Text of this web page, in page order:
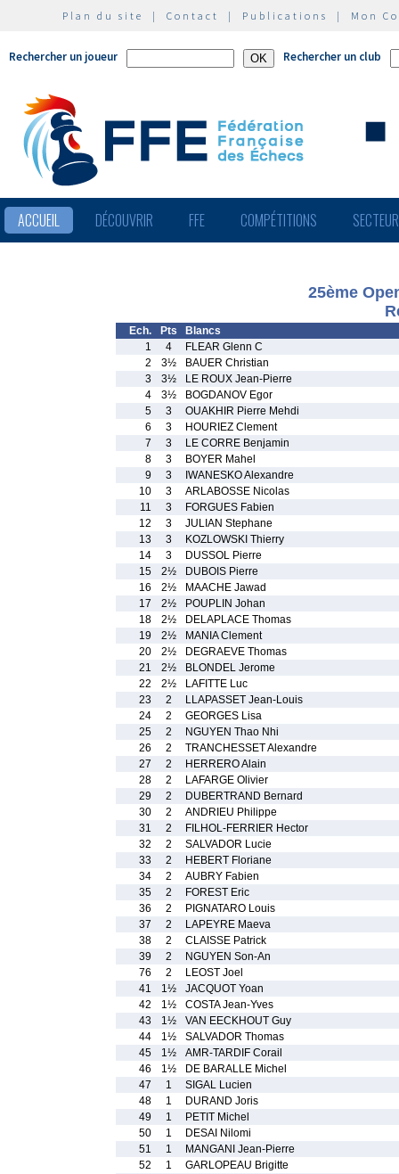
Plan du site | Contact | Publications | Mon
Rechercher un joueur Rechercher un club
ACCUEIL DÉCOUVRIR FFE COMPÉTITIONS
25ème
Ech. Pts
Blancs
1
4
FLEAR Glenn C
2
3½
BAUER Christian
3
3½
LE ROUX Jean-Pierre
4
3½
BOGDANOV Egor
5
3
OUAKHIR Pierre Mehdi
6
3
HOURIEZ Clement
7
3
LE CORRE Benjamin
8
3
BOYER Mahel
9
3
IWANESKO Alexandre
10
3
ARLABOSSE Nicolas
11
3
FORGUES Fabien
12
3
JULIAN Stephane
13
3
KOZLOWSKI Thierry
14
3
DUSSOL Pierre
15
2½
DUBOIS Pierre
16
2½
MAACHE Jawad
17
2½
POUPLIN Johan
18
2½
DELAPLACE Thomas
19
2½
MANIA Clement
20
2½
DEGRAEVE Thomas
21
2½
BLONDEL Jerome
22
2½
LAFITTE Luc
23
2
LLAPASSET Jean-Louis
24
2
GEORGES Lisa
25
2
NGUYEN Thao Nhi
26
2
TRANCHESSET Alexandre
27
2
HERRERO Alain
28
2
LAFARGE Olivier
29
2
DUBERTRAND Bernard
30
2
ANDRIEU Philippe
31
2
FILHOL-FERRIER Hector
32
2
SALVADOR Lucie
33
2
HEBERT Floriane
34
2
AUBRY Fabien
35
2
FOREST Eric
36
2
PIGNATARO Louis
37
2
LAPEYRE Maeva
38
2
CLAISSE Patrick
39
2
NGUYEN Son-An
76
2
LEOST Joel
41
1½
JACQUOT Yoan
42
1½
COSTA Jean-Yves
43
1½
VAN EECKHOUT Guy
44
1½
SALVADOR Thomas
45
1½
AMR-TARDIF Corail
46
1½
DE BARALLE Michel
47
1
SIGAL Lucien
48
1
DURAND Joris
49
1
PETIT Michel
50
1
DESAI Nilomi
51
1
MANGANI Jean-Pierre
52
1
GARLOPEAU Brigitte